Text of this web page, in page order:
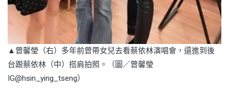
▲曾馨瑩（右）多年前曾帶女兒去看蔡依林演唱會，還進到後
台跟蔡依林（中）搭肩拍照。（圖／曾馨瑩
IG@hsin_ying_tseng）